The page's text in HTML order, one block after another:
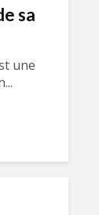
sa
une